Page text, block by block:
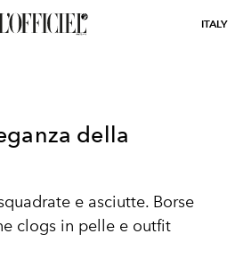
ITALY
della
e asciutte. Borse
clogs in pelle e outfit